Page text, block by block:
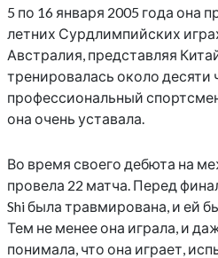
5 по 16 января 2005 года она
летних Сурдлимпийских
Австралия, представляя
тренировалась около десяти
профессиональный
она очень уставала.
Во время своего дебюта на
провела 22 матча. Перед
Shi была травмирована, и ей
Тем не менее она играла, и
понимала, что она играет,